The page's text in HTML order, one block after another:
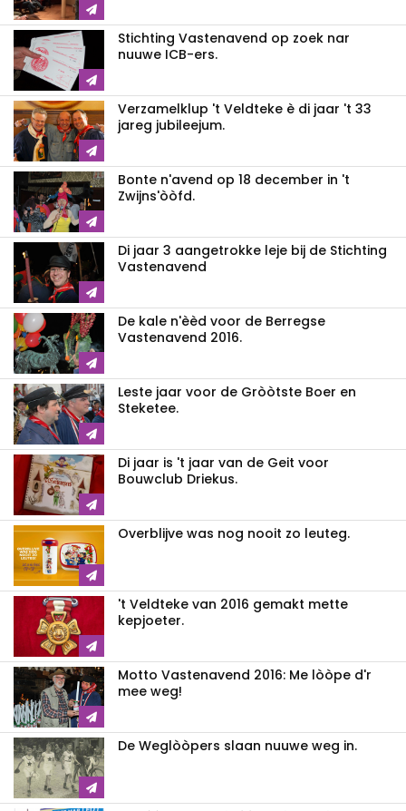
Stichting Vastenavend op zoek nar
nuuwe ICB-ers.
Verzamelklup 't Veldteke è di jaar 't 33
jareg jubileejum.
Bonte n'avend op 18 december in 't
Zwijns'òòfd.
Di jaar 3 aangetrokke leje bij de Stichting
Vastenavend
De kale n'èèd voor de Berregse
Vastenavend 2016.
Leste jaar voor de Gròòtste Boer en
Steketee.
Di jaar is 't jaar van de Geit voor
Bouwclub Driekus.
Overblijve was nog nooit zo leuteg.
't Veldteke van 2016 gemakt mette
kepjoeter.
Motto Vastenavend 2016: Me lòòpe d'r
mee weg!
De Weglòòpers slaan nuuwe weg in.